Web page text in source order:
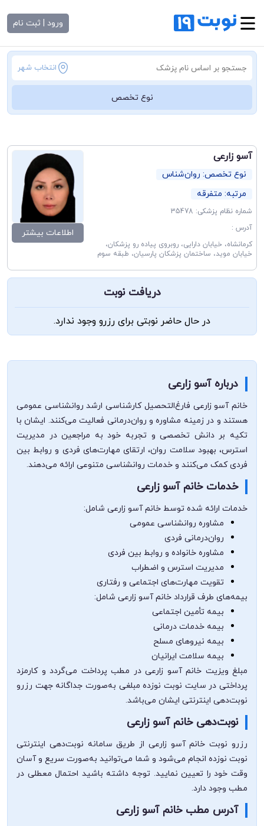
ورود | ثبت نام
انتخاب شهر
نوع تخصص
آسو زارعی
نوع تخصص: روان‌شناس
مرتبه: متفرقه
شماره نظام پزشکی: 35478
آدرس :
کرمانشاه، خیابان دارایی، روبروی پیاده رو پزشکان،
خیابان موید، ساختمان پزشکان پارسیان، طبقه سوم
اطلاعات بیشتر
دریافت نوبت
در حال حاضر نوبتی برای رزرو وجود ندارد.
درباره آسو زارعی
خانم آسو زارعی فارغ‌التحصیل کارشناسی ارشد روانشناسی عمومی
هستند و در زمینه مشاوره و روان‌درمانی فعالیت می‌کنند. ایشان با
تکیه بر دانش تخصصی و تجربه خود به مراجعین در مدیریت
استرس، بهبود سلامت روان، ارتقای مهارت‌های فردی و روابط بین
فردی کمک می‌کنند و خدمات روانشناسی متنوعی ارائه می‌دهند.
خدمات خانم آسو زارعی
خدمات ارائه شده توسط خانم آسو زارعی شامل:
مشاوره روانشناسی عمومی
روان‌درمانی فردی
مشاوره خانواده و روابط بین فردی
مدیریت استرس و اضطراب
تقویت مهارت‌های اجتماعی و رفتاری
بیمه‌های طرف قرارداد خانم آسو زارعی شامل:
بیمه تأمین اجتماعی
بیمه خدمات درمانی
بیمه نیروهای مسلح
بیمه سلامت ایرانیان
مبلغ ویزیت خانم آسو زارعی در مطب پرداخت می‌گردد و کارمزد
پرداختی در سایت نوبت نوزده مبلغی به‌صورت جداگانه جهت رزرو
نوبت‌دهی اینترنتی ایشان می‌باشد.
نوبت‌دهی خانم آسو زارعی
رزرو نوبت خانم آسو زارعی از طریق سامانه نوبت‌دهی اینترنتی
نوبت نوزده انجام می‌شود و شما می‌توانید به‌صورت سریع و آسان
وقت خود را تعیین نمایید. توجه داشته باشید احتمال معطلی در
مطب وجود دارد.
آدرس مطب خانم آسو زارعی